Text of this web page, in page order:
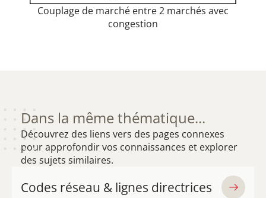
Couplage de marché entre 2 marchés avec
congestion
Dans la même thématique...
Découvrez des liens vers des pages connexes
pour approfondir vos connaissances et explorer
des sujets similaires.
Codes réseau & lignes directrices